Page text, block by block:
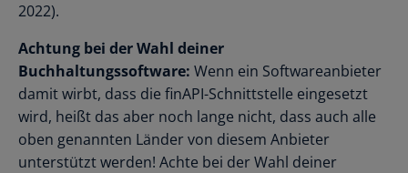
2022).
Achtung bei der Wahl deiner
Buchhaltungssoftware: Wenn ein Softwareanbieter
damit wirbt, dass die finAPI-Schnittstelle eingesetzt
wird, heißt das aber noch lange nicht, dass auch alle
oben genannten Länder von diesem Anbieter
unterstützt werden! Achte bei der Wahl deiner